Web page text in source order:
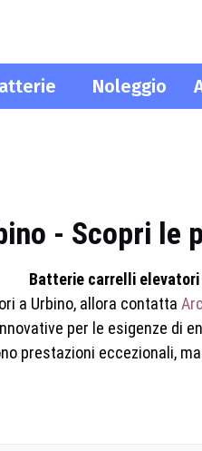
Noleggio
- Scopri le
Batterie carrelli elevatori
a Urbino, allora contatta
per le esigenze di
prestazioni eccezionali,